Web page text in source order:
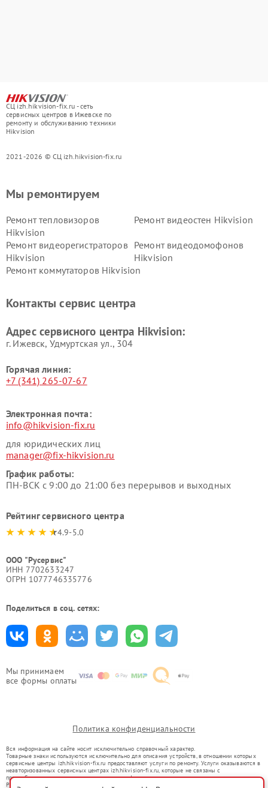
СЦ izh.hikvision-fix.ru - сеть
сервисных центров в Ижевске по
ремонту и обслуживанию техники
Hikvision
2021-2026 © СЦ izh.hikvision-fix.ru
Мы принимаем
все формы оплаты
Мы ремонтируем
Ремонт тепловизоров
Hikvision
Ремонт видеостен Hikvision
Ремонт видеорегистраторов
Hikvision
Ремонт видеодомофонов
Hikvision
Ремонт коммутаторов Hikvision
Контакты сервис центра
Адрес сервисного центра Hikvision:
г. Ижевск, Удмуртская ул., 304
Горячая линия:
+7 (341) 265-07-67
Электронная почта:
info@hikvision-fix.ru
для юридических лиц
manager@fix-hikvision.ru
График работы:
ПН-ВСК с 9:00 до 21:00 без перерывов и выходных
Рейтинг сервисного центра
4.9-5.0
ООО "Русервис"
ИНН 7702633247
ОГРН 1077746335776
Поделиться в соц. сетях:
Политика конфиденциальности
Вся информация на сайте носит исключительно справочный характер.
Товарные знаки используются исключительно для описания устройств, в отношении которых
сервисные центры izh.hikvision-fix.ru предоставляют услуги по ремонту. Услуги оказываются в
неавторизованных сервисных центрах izh.hikvision-fix.ru, которые не связаны с
правообладателями товарных знаков или их официальными представителями.
Ремонт осуществляется для устройств, уже введенных в гражданский оборот в соответствии